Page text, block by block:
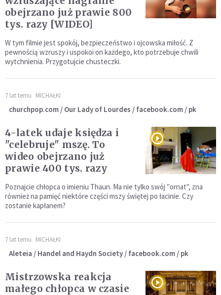
obejrzano już prawie 800
tys. razy [WIDEO]
W tym filmie jest spokój, bezpieczeństwo i ojcowska miłość. Z
pewnością wzruszy i uspokoi on każdego, kto potrzebuje chwili
wytchnienia. Przygotujcie chusteczki.
7 lat temu MICHAŁKI
churchpop.com / Our Lady of Lourdes / facebook.com / pk
4-latek udaje księdza i
"celebruje" mszę. To
wideo obejrzano już
prawie 400 tys. razy
Poznajcie chłopca o imieniu Thaun. Ma nie tylko swój "ornat", zna
również na pamięć niektóre części mszy świętej po łacinie. Czy
zostanie kapłanem?
7 lat temu MICHAŁKI
Aleteia / Handel and Haydn Society / facebook.com / pk
Mistrzowska reakcja
małego chłopca w czasie